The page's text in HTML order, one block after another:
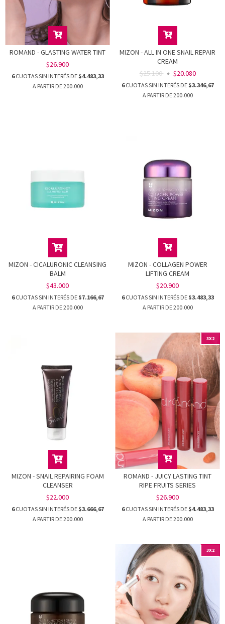
ROMAND - GLASTING WATER TINT
$26.900
6CUOTAS SIN INTERÉS DE $4.483,33
MIZON - ALL IN ONE SNAIL REPAIR
CREAM
$25.100
$20.080
6CUOTAS SIN INTERÉS DE $3.346,67
MIZON - CICALURONIC CLEANSING
BALM
$43.000
6CUOTAS SIN INTERÉS DE $7.166,67
MIZON - COLLAGEN POWER
LIFTING CREAM
$20.900
6CUOTAS SIN INTERÉS DE $3.483,33
MIZON - SNAIL REPAIRING FOAM
CLEANSER
$22.000
6CUOTAS SIN INTERÉS DE $3.666,67
3X2
ROMAND - JUICY LASTING TINT
RIPE FRUITS SERIES
$26.900
6CUOTAS SIN INTERÉS DE $4.483,33
3X2